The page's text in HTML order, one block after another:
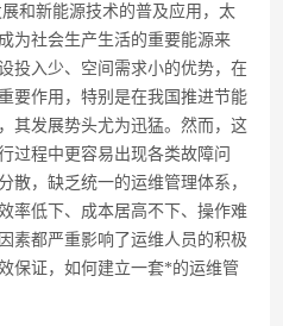
和新能源技术的普及应用，太
为社会生产生活的重要能源来
投入少、空间需求小的优势，在
要作用，特别是在我国推进节能
其发展势头尤为迅猛。然而，这
过程中更容易出现各类故障问
散，缺乏统一的运维管理体系，
率低下、成本居高不下、操作难
素都严重影响了运维人员的积极
保证，如何建立一套*的运维管